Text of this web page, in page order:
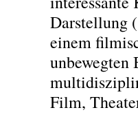
Darstellung
einem
unbewegten
Film,